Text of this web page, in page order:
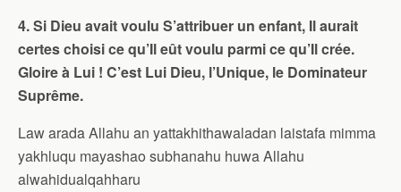
4. Si Dieu avait voulu S’attribuer un enfant, Il aurait
certes choisi ce qu’Il eût voulu parmi ce qu’Il crée.
Gloire à Lui ! C’est Lui Dieu, l’Unique, le Dominateur
Suprême.
Law arada Allahu an yattakhithawaladan laistafa mimma
yakhluqu mayashao subhanahu huwa Allahu
alwahidualqahharu